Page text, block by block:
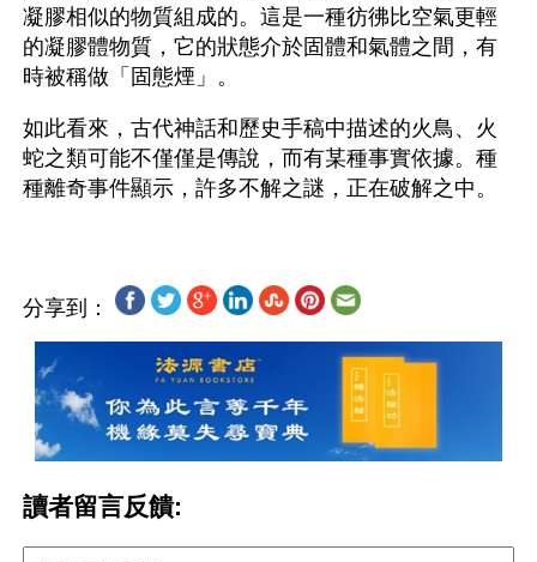
凝膠相似的物質組成的。這是一種彷彿比空氣更輕
的凝膠體物質，它的狀態介於固體和氣體之間，有
時被稱做「固態煙」。
如此看來，古代神話和歷史手稿中描述的火鳥、火
蛇之類可能不僅僅是傳說，而有某種事實依據。種
分享到：
讀者留言反饋: